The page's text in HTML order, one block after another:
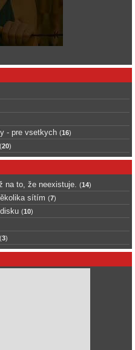
- pre vsetkych (16)
(20)
na to, že neexistuje. (14)
sítím (7)
(10)
(3)